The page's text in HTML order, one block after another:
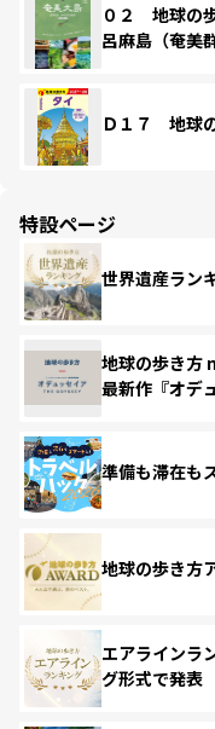
０２ 地球
呂麻島（奄美
Ｄ１７ 地球
特設ページ
世界遺産ラン
地球の歩き方
最新作『オデ
準備も滞在も
地球の歩き方
エアラインラ
グ形式で発表